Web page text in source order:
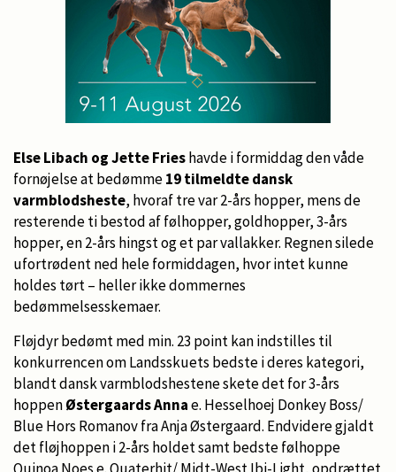
Else Libach og Jette Frieshavde i formiddag den våde
fornøjelse at bedømme19 tilmeldte dansk
varmblodsheste, hvoraf tre var 2-års hopper, mens de
resterende ti bestod af følhopper, goldhopper, 3-års
hopper, en 2-års hingst og et par vallakker. Regnen silede
ufortrødent ned hele formiddagen, hvor intet kunne
holdes tørt – heller ikke dommernes
bedømmelsesskemaer.
Fløjdyr bedømt med min. 23 point kan indstilles til
konkurrencen om Landsskuets bedste i deres kategori,
blandt dansk varmblodshestene skete det for 3-års
hoppenØstergaards Annae. Hesselhoej Donkey Boss/
Blue Hors Romanov fra Anja Østergaard. Endvidere gjaldt
det fløjhoppen i 2-års holdet samt bedste følhoppe
Quinoa Noes e. Quaterhit/ Midt-West Ibi-Light, opdrættet